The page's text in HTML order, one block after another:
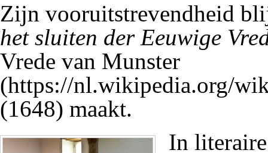
Zijn vooruitstrevendheid
het sluiten der Eeuwige
Vrede van Munster
(1648) maakt.
In